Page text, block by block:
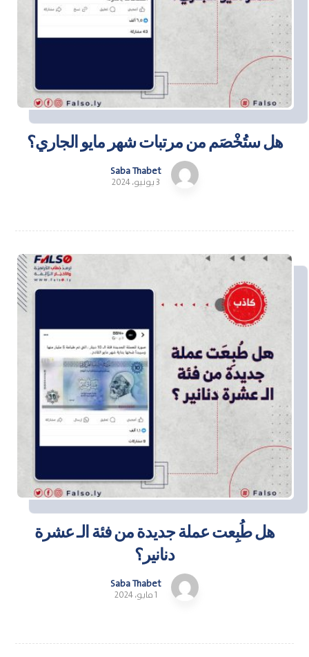
هل ستُخْصَم من مرتبات شهر مايو الجاري؟
Saba Thabet
3 يونيو، 2024
هل طُبِعت عملة جديدة من فئة الـ عشرة
دنانير؟
Saba Thabet
1 مايو، 2024